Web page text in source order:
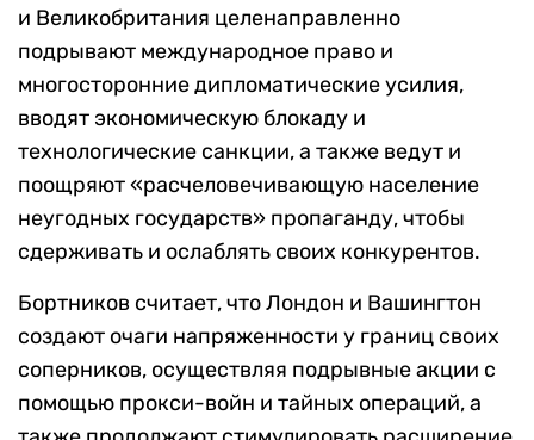
и Великобритания целенаправленно
подрывают международное право и
многосторонние дипломатические усилия,
вводят экономическую блокаду и
технологические санкции, а также ведут и
поощряют «расчеловечивающую население
неугодных государств» пропаганду, чтобы
сдерживать и ослаблять своих конкурентов.
Бортников считает, что Лондон и Вашингтон
создают очаги напряженности у границ своих
соперников, осуществляя подрывные акции с
помощью прокси-войн и тайных операций, а